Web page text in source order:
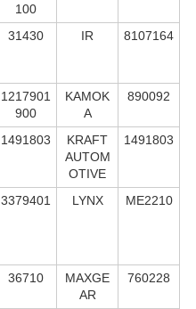
100
31430 IR 8107164
1217901
900
KAMOK
A
890092
1491803
KRAFT
AUTOM
OTIVE
1491803
3379401 LYNX ME2210
36710
MAXGE
AR
760228